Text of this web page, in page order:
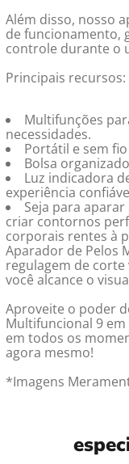
Além disso, nosso
de funcionamento,
controle durante o
Principais recursos:
Multifunções
necessidades.
Portátil e sem
Bolsa
Luz indicadora
experiência
Seja para
criar contornos
corporais rentes à
Aparador de Pelos
regulagem de
você alcance o
Aproveite o poder
Multifuncional 9
em todos os
agora mesmo!
*Imagens